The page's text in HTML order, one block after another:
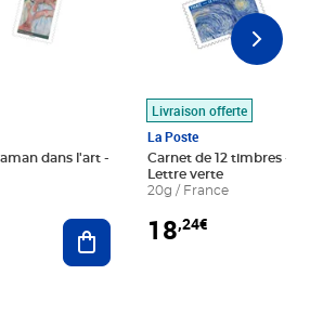
dans l'art -
Ajouter au panier
Livraison offerte
La Poste
Carnet de 12 timbres - Le
Lettre verte
20g / France
18,24€